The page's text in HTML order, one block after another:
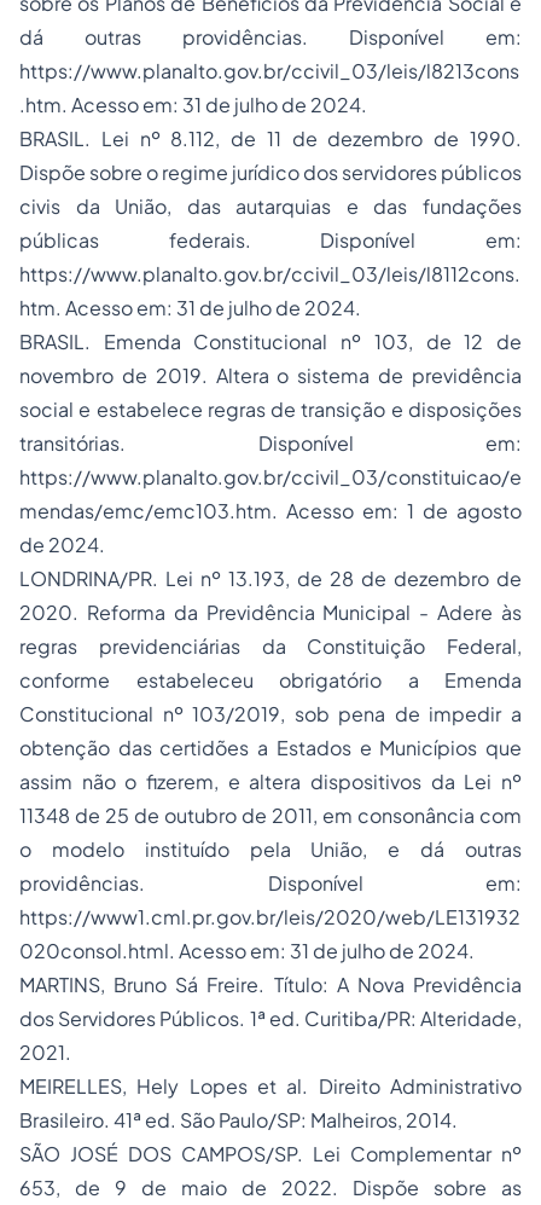
dá outras providências. Disponível em:
https://www.planalto.gov.br/ccivil_03/leis/l8213cons
.htm. Acesso em: 31 de julho de 2024.
BRASIL. Lei nº 8.112, de 11 de dezembro de 1990.
Dispõe sobre o regime jurídico dos servidores públicos
civis da União, das autarquias e das fundações
públicas federais. Disponível em:
https://www.planalto.gov.br/ccivil_03/leis/l8112cons.
htm. Acesso em: 31 de julho de 2024.
BRASIL. Emenda Constitucional nº 103, de 12 de
novembro de 2019. Altera o sistema de previdência
social e estabelece regras de transição e disposições
transitórias. Disponível em:
https://www.planalto.gov.br/ccivil_03/constituicao/e
mendas/emc/emc103.htm. Acesso em: 1 de agosto
de 2024.
LONDRINA/PR. Lei nº 13.193, de 28 de dezembro de
2020. Reforma da Previdência Municipal - Adere às
regras previdenciárias da Constituição Federal,
conforme estabeleceu obrigatório a Emenda
Constitucional nº 103/2019, sob pena de impedir a
obtenção das certidões a Estados e Municípios que
assim não o fizerem, e altera dispositivos da Lei nº
11348 de 25 de outubro de 2011, em consonância com
o modelo instituído pela União, e dá outras
providências. Disponível em:
https://www1.cml.pr.gov.br/leis/2020/web/LE131932
020consol.html. Acesso em: 31 de julho de 2024.
MARTINS, Bruno Sá Freire. Título: A Nova Previdência
dos Servidores Públicos. 1ª ed. Curitiba/PR: Alteridade,
2021.
MEIRELLES, Hely Lopes et al. Direito Administrativo
Brasileiro. 41ª ed. São Paulo/SP: Malheiros, 2014.
SÃO JOSÉ DOS CAMPOS/SP. Lei Complementar nº
653, de 9 de maio de 2022. Dispõe sobre as